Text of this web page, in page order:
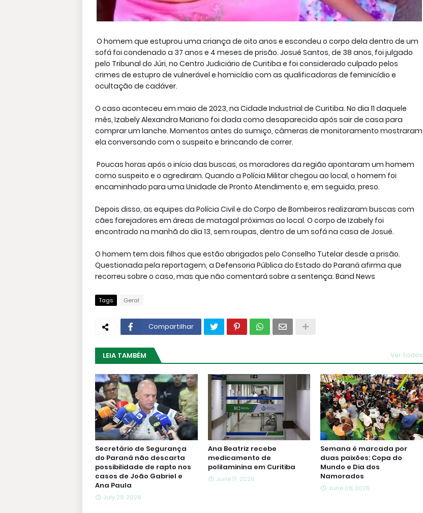
O homem que estuprou uma criança de oito anos e escondeu o corpo dela dentro de um
sofá foi condenado a 37 anos e 4 meses de prisão. Josué Santos, de 38 anos, foi julgado
pelo Tribunal do Júri, no Centro Judiciário de Curitiba e foi considerado culpado pelos
crimes de estupro de vulnerável e homicídio com as qualificadoras de feminicídio e
ocultação de cadáver.
O caso aconteceu em maio de 2023, na Cidade Industrial de Curitiba. No dia 11 daquele
mês, Izabely Alexandra Mariano foi dada como desaparecida após sair de casa para
comprar um lanche. Momentos antes do sumiço, câmeras de monitoramento mostraram
ela conversando com o suspeito e brincando de correr.
Poucas horas após o início das buscas, os moradores da região apontaram um homem
como suspeito e o agrediram. Quando a Polícia Militar chegou ao local, o homem foi
encaminhado para uma Unidade de Pronto Atendimento e, em seguida, preso.
Depois disso, as equipes da Polícia Civil e do Corpo de Bombeiros realizaram buscas com
cães farejadores em áreas de matagal próximas ao local. O corpo de Izabely foi
encontrado na manhã do dia 13, sem roupas, dentro de um sofá na casa de Josué.
O homem tem dois filhos que estão abrigados pelo Conselho Tutelar desde a prisão.
Questionada pela reportagem, a Defensoria Pública do Estado do Paraná afirma que
recorreu sobre o caso, mas que não comentará sobre a sentença. Band News
Tags Geral
Compartilhar
LEIA TAMBÉM Ver todos
Secretário de Segurança
do Paraná não descarta
possibilidade de rapto nos
casos de João Gabriel e
Ana Paula
July 28, 2026
Ana Beatriz recebe
medicamento de
polilaminina em Curitiba
June 17, 2026
Semana é marcada por
duas paixões: Copa do
Mundo e Dia dos
Namorados
June 08, 2026